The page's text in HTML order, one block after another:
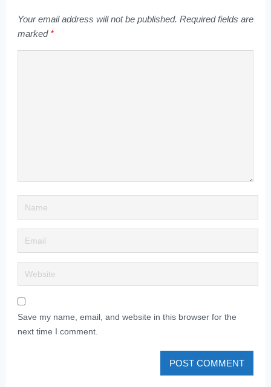
Your email address will not be published. Required fields are
marked *
Save my name, email, and website in this browser for the
next time I comment.